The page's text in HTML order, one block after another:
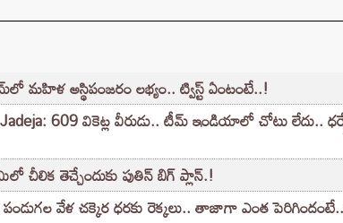
మహిళ అస్థిపంజరం లభ్యం.. ట్విస్ట్ ఏంటంటే..!
609 వికెట్ల వీరుడు.. టీమ్ ఇండియాలో చోటు లేదు..
చీలిక తెచ్చేందుకు పుతిన్ బిగ్ ప్లాన్.!
వేళ చక్కెర ధరకు రెక్కలు.. తాజాగా ఎంత